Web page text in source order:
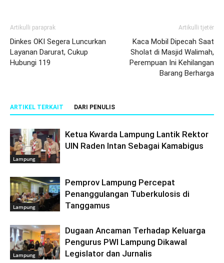
Artikulli paraprak
Dinkes OKI Segera Luncurkan
Layanan Darurat, Cukup
Hubungi 119
Artikulli tjetër
Kaca Mobil Dipecah Saat
Sholat di Masjid Walimah,
Perempuan Ini Kehilangan
Barang Berharga
ARTIKEL TERKAIT DARI PENULIS
Lampung
Ketua Kwarda Lampung Lantik Rektor
UIN Raden Intan Sebagai Kamabigus
Lampung
Pemprov Lampung Percepat
Penanggulangan Tuberkulosis di
Tanggamus
Lampung
Dugaan Ancaman Terhadap Keluarga
Pengurus PWI Lampung Dikawal
Legislator dan Jurnalis